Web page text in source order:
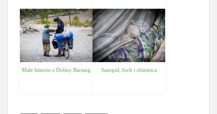
Małe historie z Doliny Bartang Sanepid, foch i obietnica